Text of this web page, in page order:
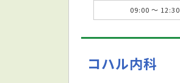
09:00 ～ 12:30
コハル内科